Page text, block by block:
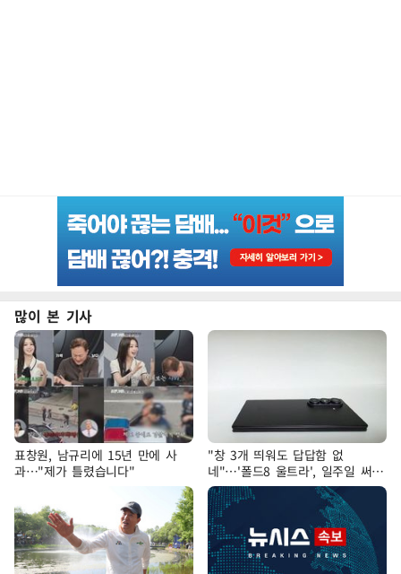
많이 본 기사
표창원, 남규리에 15년 만에 사
과…"제가 틀렸습니다"
"창 3개 띄워도 답답함 없
네"…'폴드8 울트라', 일주일 써보
니